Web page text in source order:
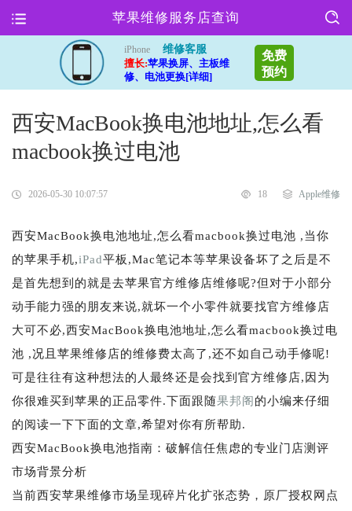
苹果维修服务店查询
iPhone
维修客服
擅长:苹果换屏、主板维
修、电池更换[详细]
免费
预约
西安MacBook换电池地址,怎么看
macbook换过电池
2026-05-30 10:07:57 18 Apple维修
西安MacBook换电池地址,怎么看macbook换过电池 ,当你
的苹果手机,iPad平板,Mac笔记本等苹果设备坏了之后是不
是首先想到的就是去苹果官方维修店维修呢?但对于小部分
动手能力强的朋友来说,就坏一个小零件就要找官方维修店
大可不必,西安MacBook换电池地址,怎么看macbook换过电
池 ,况且苹果维修店的维修费太高了,还不如自己动手修呢!
可是往往有这种想法的人最终还是会找到官方维修店,因为
你很难买到苹果的正品零件.下面跟随果邦阁的小编来仔细
的阅读一下下面的文章,希望对你有所帮助.
西安MacBook换电池指南：破解信任焦虑的专业门店测评
市场背景分析
当前西安苹果维修市场呈现碎片化扩张态势，原厂授权网点